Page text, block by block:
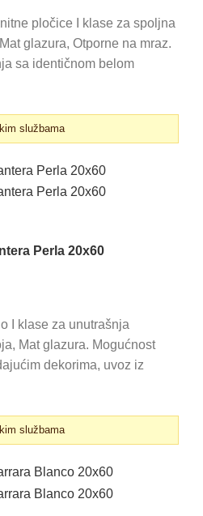
pločice I klase za spoljna
glazura, Otporne na mraz.
sa identičnom belom
službama
Perla 20x60
I klase za unutrašnja
Mat glazura. Mogućnost
dekorima, uvoz iz
službama